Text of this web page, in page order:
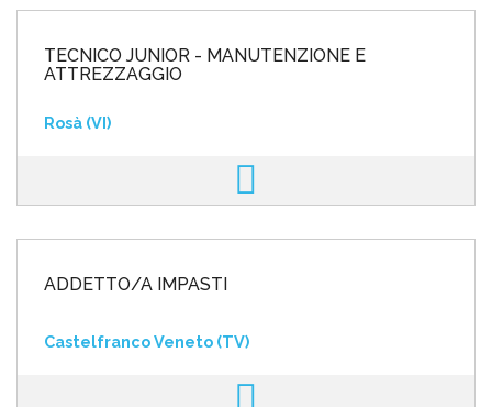
TECNICO JUNIOR - MANUTENZIONE E
ATTREZZAGGIO
Rosà (VI)
ADDETTO/A IMPASTI
Castelfranco Veneto (TV)